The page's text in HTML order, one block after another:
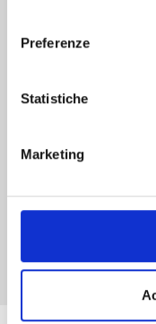
Preferenze
Statistiche
Marketing